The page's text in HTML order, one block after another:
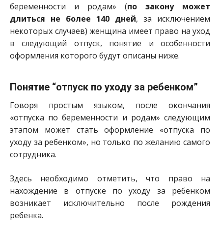
беременности и родам» (по закону может
длиться не более 140 дней, за исключением
некоторых случаев) женщина имеет право на уход
в следующий отпуск, понятие и особенности
оформления которого будут описаны ниже.
Понятие “отпуск по уходу за ребенком”
Говоря простым языком, после окончания
«отпуска по беременности и родам» следующим
этапом может стать оформление «отпуска по
уходу за ребенком», но только по желанию самого
сотрудника.
Здесь необходимо отметить, что право на
нахождение в отпуске по уходу за ребенком
возникает исключительно после рождения
ребенка.